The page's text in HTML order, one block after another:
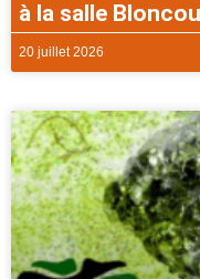
à la salle
20 juillet 2026